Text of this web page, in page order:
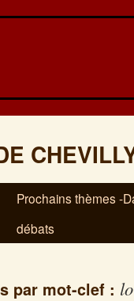
Prochains thèmes -
débats
par mot-clef :